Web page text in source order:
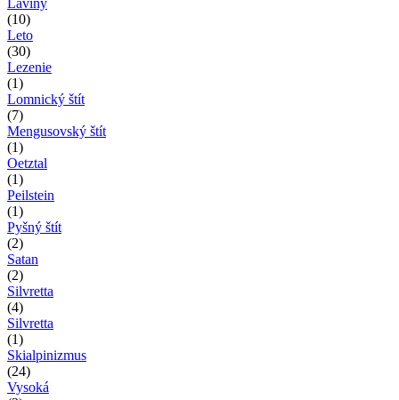
(10)
Leto
(30)
Lezenie
(1)
Lomnický štít
(7)
Mengusovský štít
(1)
Oetztal
(1)
Peilstein
(1)
Pyšný štít
(2)
Satan
(2)
Silvretta
(4)
Silvretta
(1)
Skialpinizmus
(24)
Vysoká